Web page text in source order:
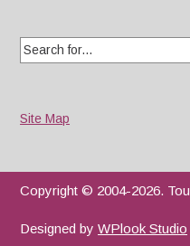
Search
for:
Site Map
Copyright © 2004-2026.
Designed byWPlook Studio